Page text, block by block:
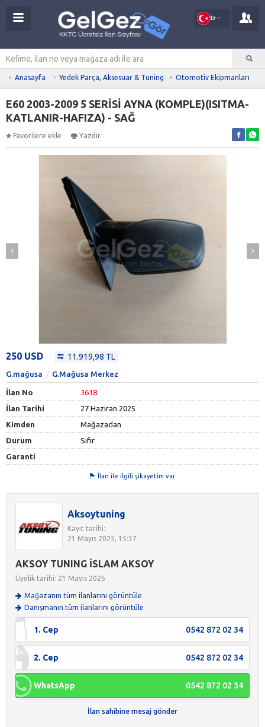
tr
Anasayfa Yedek Parça, Aksesuar & Tuning Otomotiv Ekipmanları
E60 2003-2009 5 SERİSİ AYNA (KOMPLE)(ISITMA-
KATLANIR-HAFIZA) - SAĞ
Favorilere ekle Yazdır
250 USD 11.919,98 TL
G.mağusa G.Mağusa Merkez
İlan No
3618
İlan Tarihi
27 Haziran 2025
Kimden
Mağazadan
Durum
Sıfır
Garanti
İlan ile ilgili şikayetim var
Aksoytuning
Kayıt tarihi:
21 Mayıs 2025, 15:37
AKSOY TUNING İSLAM AKSOY
Üyelik tarihi: 21 Mayıs 2025
Mağazanın tüm ilanlarını görüntüle
Danışmanın tüm ilanlarını görüntüle
1. Cep 0542 872 02 34
2. Cep 0542 872 02 34
WhatsApp 0542 872 02 34
İlan sahibine mesaj gönder